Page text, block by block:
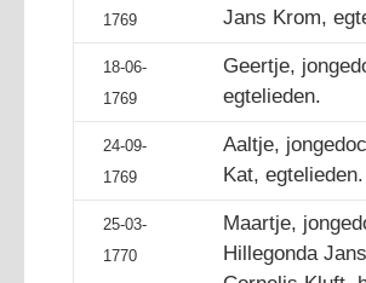
1769
Jans Krom,
18-06-
1769
Geertje,
egtelieden.
24-09-
1769
Aaltje,
Kat, egtelieden.
25-03-
1770
Maartje,
Hillegonda